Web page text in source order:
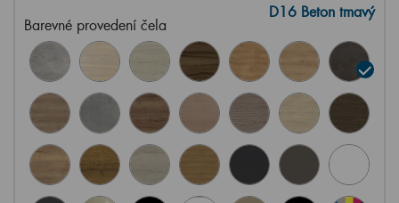
Barevné provedení čela
D16 Beton tmavý